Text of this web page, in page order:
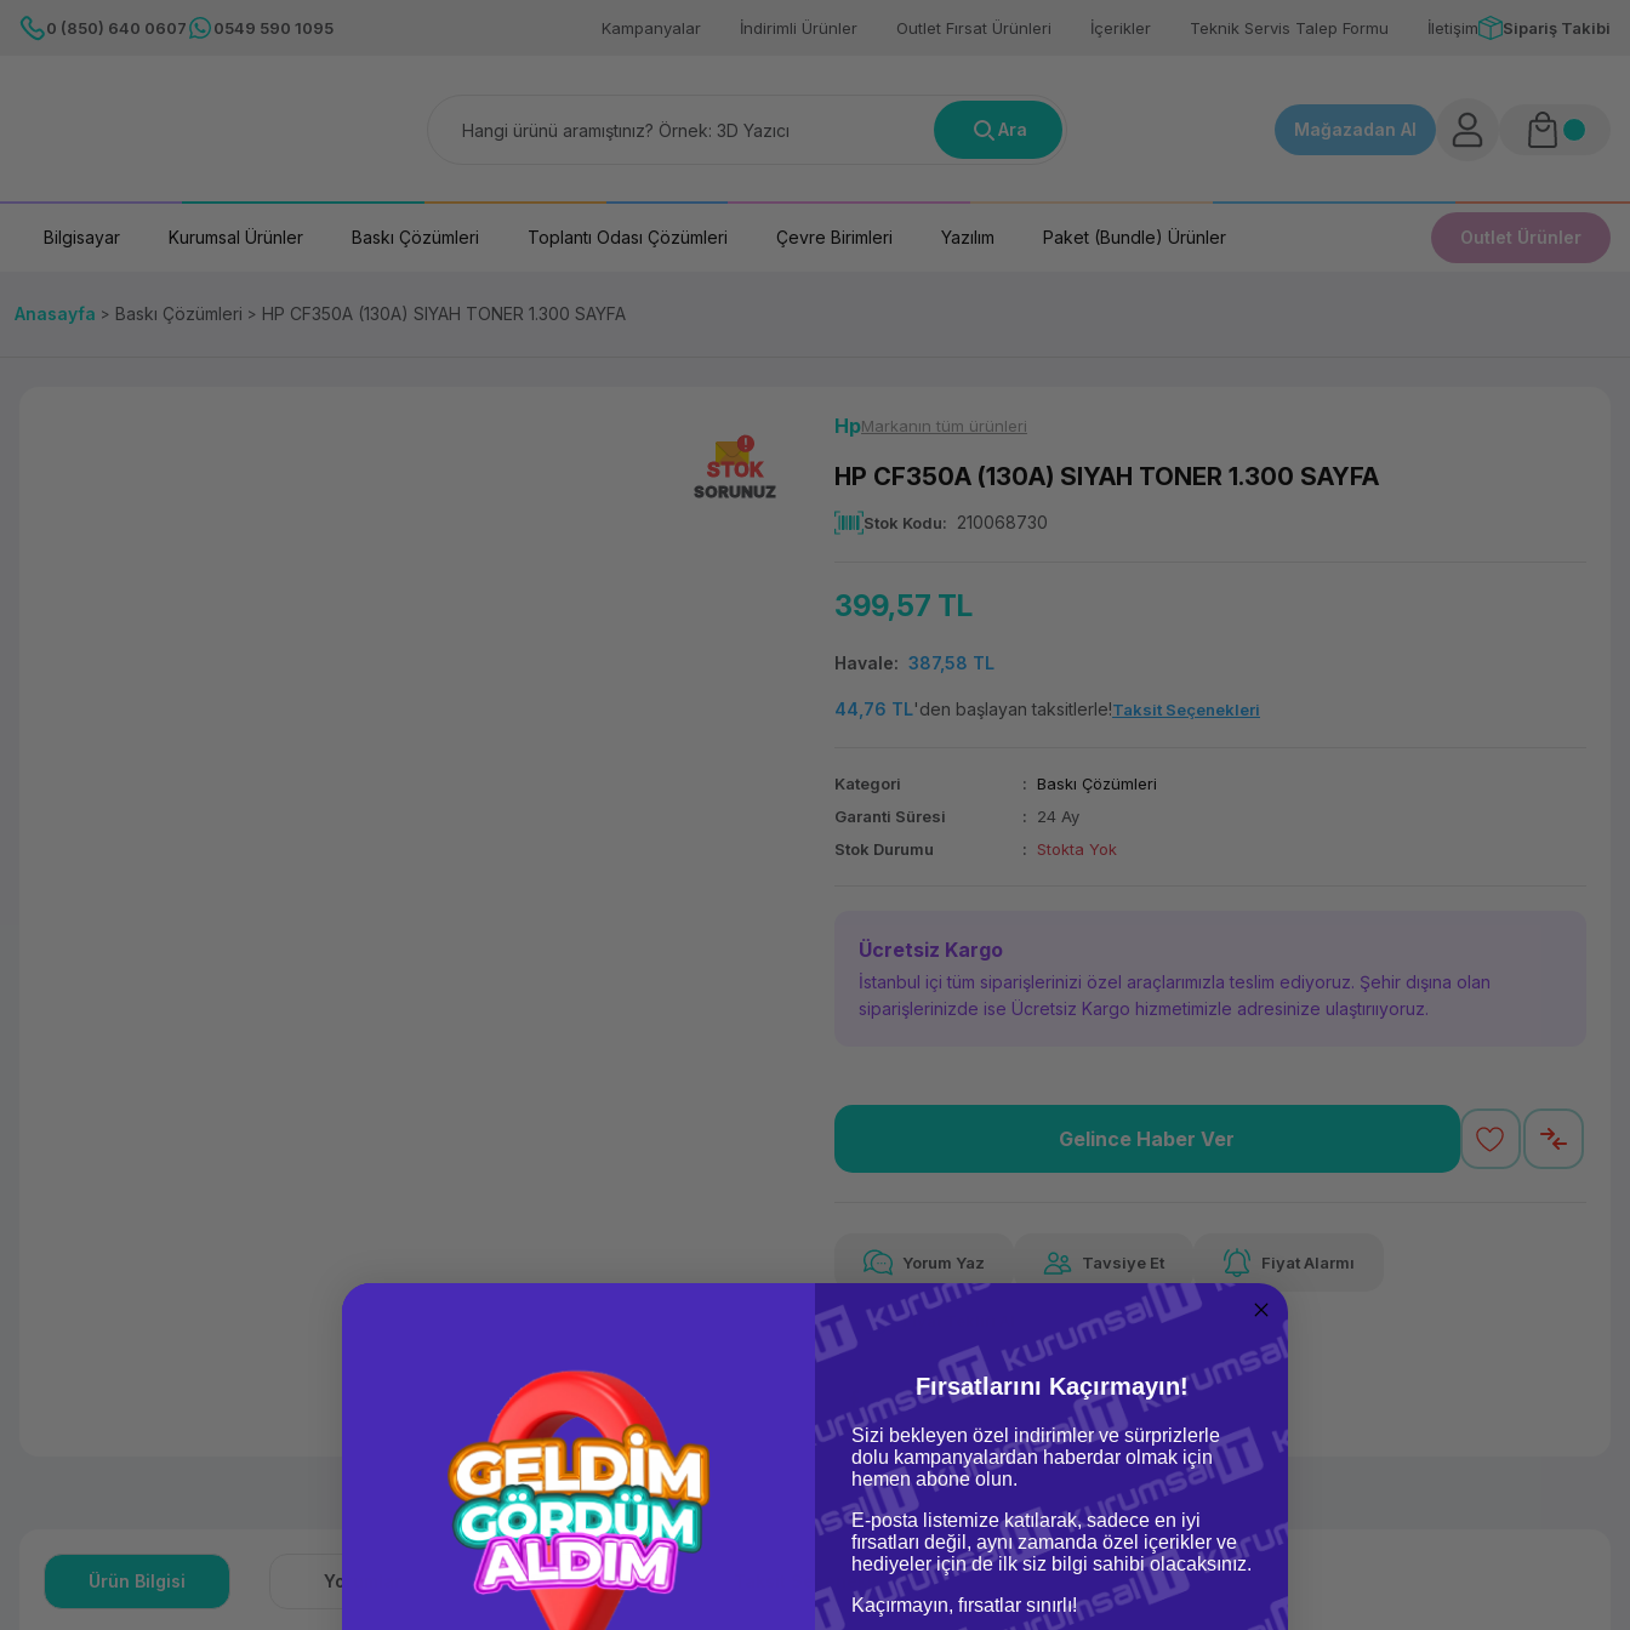
0 (850) 640 0607 0549 590 1095 Kampanyalar İndirimli Ürünler Outlet Fırsat Ürünleri İçerikler Teknik Servis Talep Formu İletişim Sipariş Takibi
Ara Mağazadan Al
Bilgisayar Kurumsal Ürünler Baskı Çözümleri Toplantı Odası Çözümleri Çevre Birimleri Yazılım Paket (Bundle) Ürünler Outlet Ürünler
Anasayfa Baskı Çözümleri HP CF350A (130A) SIYAH TONER 1.300 SAYFA
STOK
SORUNUZ
HpMarkanın tüm ürünleri
HP CF350A (130A) SIYAH TONER 1.300 SAYFA
Stok Kodu 210068730
399,57 TL
Havale 387,58 TL
44,76 TL'den başlayan taksitlerle!Taksit Seçenekleri
Kategori
Baskı Çözümleri
Garanti Süresi
24 Ay
Stok Durumu
Stokta Yok
Ücretsiz Kargo
İstanbul içi tüm siparişlerinizi özel araçlarımızla teslim ediyoruz. Şehir dışına olan
siparişlerinizde ise Ücretsiz Kargo hizmetimizle adresinize ulaştırııyoruz.
44,76 TL
Aya varan taksit
Havalelerde
Özel indirim fırsatı
Gelince Haber Ver
Yorum Yaz Tavsiye Et Fiyat Alarmı
Fiyat Teklifi Al
Ürün Bilgisi Yorumlar Soru & Cevap Taksit Seçenekleri
Fırsatlarını Kaçırmayın!
Sizi bekleyen özel indirimler ve sürprizlerle
dolu kampanyalardan haberdar olmak için
hemen abone olun.
E-posta listemize katılarak, sadece en iyi
fırsatları değil, aynı zamanda özel içerikler ve
hediyeler için de ilk siz bilgi sahibi olacaksınız.
Kaçırmayın, fırsatlar sınırlı!